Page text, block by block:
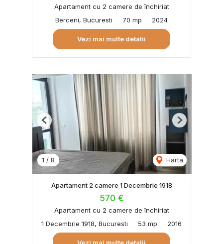
Apartament cu 2 camere de închiriat
Berceni, Bucuresti
70 mp 2024
Vezi mai multe detalii
1 / 8 Harta
Previous Next
Apartament 2 camere 1 Decembrie 1918
570 €
Apartament cu 2 camere de închiriat
1 Decembrie 1918, Bucuresti
53 mp 2016
Vezi mai multe detalii